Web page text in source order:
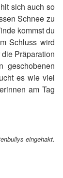
sich auch so
Schnee zu
kommst du
Schluss wird
Präparation
geschobenen
es wie viel
am Tag
eingehakt.